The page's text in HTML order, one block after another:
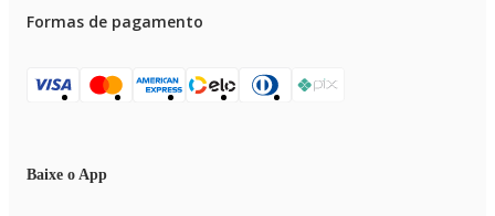
Formas de pagamento
Baixe o App